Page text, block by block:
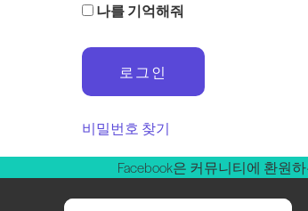
나를 기억해줘
비밀번호 찾기
Facebook은 커뮤니티에 환원